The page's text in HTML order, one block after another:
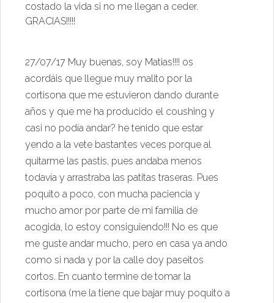
costado la vida si no me llegan a ceder.
GRACIAS!!!!!
27/07/17 Muy buenas, soy Matias!!!! os
acordáis que llegue muy malito por la
cortisona que me estuvieron dando durante
años y que me ha producido el coushing y
casi no podía andar? he tenido que estar
yendo a la vete bastantes veces porque al
quitarme las pastis, pues andaba menos
todavía y arrastraba las patitas traseras. Pues
poquito a poco, con mucha paciencia y
mucho amor por parte de mi familia de
acogida, lo estoy consiguiendo!!! No es que
me guste andar mucho, pero en casa ya ando
como si nada y por la calle doy paseitos
cortos. En cuanto termine de tomar la
cortisona (me la tiene que bajar muy poquito a